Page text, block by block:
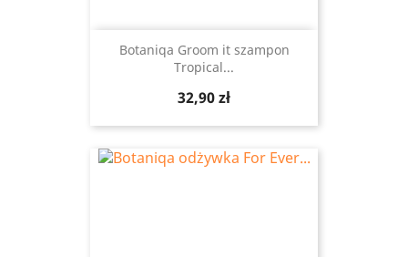
Botaniqa Groom it szampon
Tropical...
Cena
32,90 zł